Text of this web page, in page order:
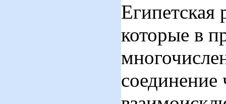
Египетская
которые в